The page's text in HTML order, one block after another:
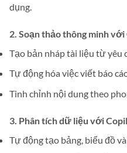
dụng.
2. Soạn thảo thông minh
Tạo bản nháp tài liệu từ yêu
Tự động hóa việc viết báo
Tinh chỉnh nội dung theo
3. Phân tích dữ liệu với
Tự động tạo bảng, biểu đồ và